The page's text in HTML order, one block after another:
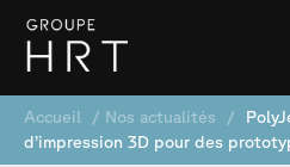
Accueil / Nos actualités /
d’impression 3D pour des